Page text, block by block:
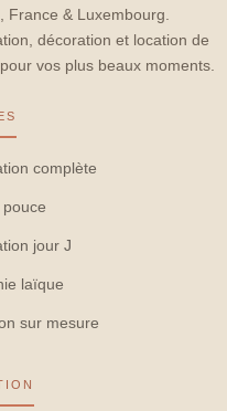
France & Luxembourg.
décoration et location de
vos plus beaux moments.
complète
jour J
laïque
sur mesure